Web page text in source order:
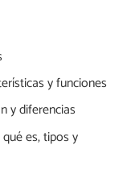
y funciones
y diferencias
es, tipos y